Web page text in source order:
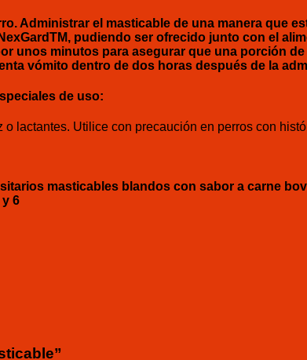
Administrar el masticable de una manera que
pudiendo ser ofrecido junto con el
unos minutos para asegurar que una porción
vómito dentro de dos horas después de la
de uso:
lactantes. Utilice con precaución en perros con
masticables blandos con sabor a carne
6